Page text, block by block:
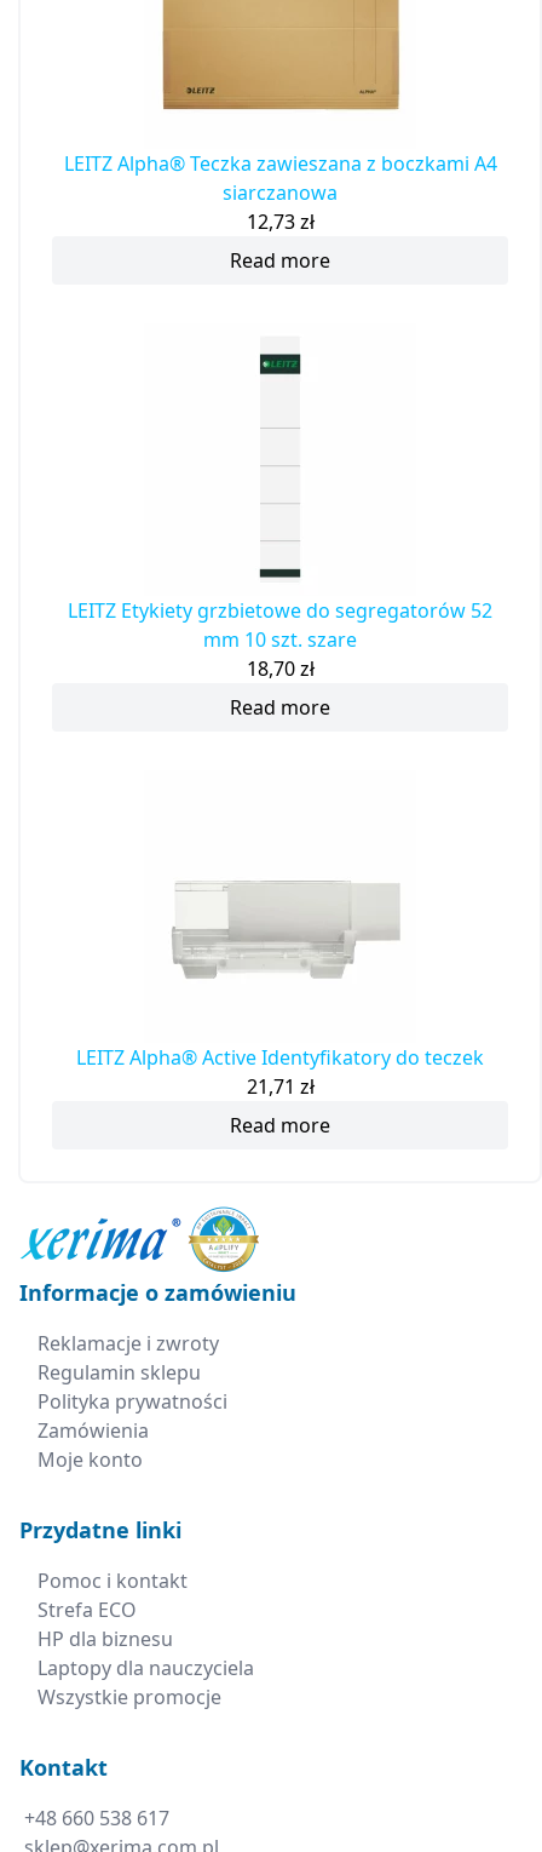
LEITZ Alpha® Teczka zawieszana z boczkami A4
siarczanowa
12,73zł
Read more
LEITZ Etykiety grzbietowe do segregatorów 52
mm 10 szt. szare
18,70zł
Read more
LEITZ Alpha® Active Identyfikatory do teczek
21,71 zł
Read more
Informacje o zamówieniu
Reklamacje i zwroty
Regulamin sklepu
Polityka prywatności
Zamówienia
Moje konto
Przydatne linki
Pomoc i kontakt
Strefa ECO
HP dla biznesu
Laptopy dla nauczyciela
Wszystkie promocje
Kontakt
+48 660 538 617